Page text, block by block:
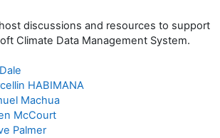
discussions and resources to support
Climate Data Management System.
HABIMANA
Machua
McCourt
Palmer